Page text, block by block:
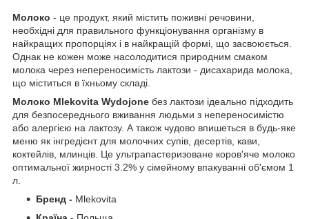
Молоко - це продукт, який містить поживні речовини,
необхідні для правильного функціонування організму в
найкращих пропорціях і в найкращій формі, що засвоюється.
Однак не кожен може насолодитися природним смаком
молока через непереносимість лактози - дисахарида молока,
що міститься в їхньому складі.
Молоко Mlekovita Wydojone без лактози ідеально підходить
для безпосереднього вживання людьми з непереносимістю
або алергією на лактозу. А також чудово впишеться в будь-яке
меню як інгредієнт для молочних супів, десертів, кави,
коктейлів, млинців. Це ультрапастеризоване коров'яче молоко
оптимальної жирності 3.2% у сімейному впакуванні об'ємом 1
л.
Бренд - Mlekovita